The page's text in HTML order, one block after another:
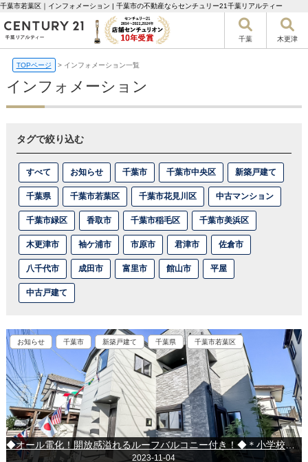
千葉市若葉区｜インフォメーション | 千葉市の不動産ならセンチュリー21千葉リアルティー
千葉 木更津
TOPページ > インフォメーション一覧
インフォメーション
タグで絞り込む
すべて お知らせ 千葉市 千葉市中央区 新築戸建て
千葉県 千葉市若葉区 千葉市花見川区 中古マンション
千葉市緑区 香取市 千葉市稲毛区 千葉市美浜区
木更津市 袖ケ浦市 市原市 君津市 佐倉市
八千代市 成田市 富里市 館山市 平屋
中古戸建て
お知らせ 千葉市 新築戸建て 千葉県 千葉市若葉区
◆オール電化！開放感溢れるルーフバルコニー付き！◆＊小学校徒歩6分！◎＊ ◆＊◇ 物件のおすすめポイント ◇＊◆ ◇敷地面積広々43坪以上！！ ◆カースペースございます◎ ◇南向きにつき陽当たり・風通し良好♪ ◆17帖以上の広々としたリビング！ ◇リビング全体が見渡せる対面キッチン♪ ◆浴室暖房乾燥機付きでカビ対策にも◎千葉市若葉区北大宮台
2023-11-04